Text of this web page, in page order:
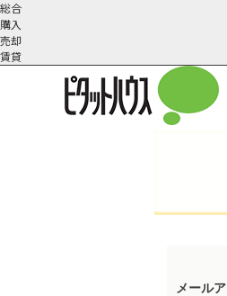
総合
購入
売却
賃貸
メール